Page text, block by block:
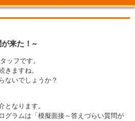
来た！~
ッフです。
きますね。
ないでしょうか？
となります。
グラムは「模擬面接～答えづらい質問が